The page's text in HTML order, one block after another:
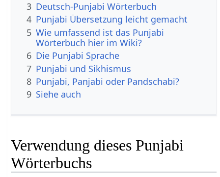
3 Deutsch-Punjabi Wörterbuch
4 Punjabi Übersetzung leicht gemacht
5 Wie umfassend ist das Punjabi
Wörterbuch hier im Wiki?
6 Die Punjabi Sprache
7 Punjabi und Sikhismus
8 Punjabi, Panjabi oder Pandschabi?
9 Siehe auch
Verwendung dieses Punjabi
Wörterbuchs